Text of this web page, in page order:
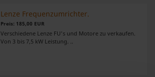
Lenze Frequenzumrichter.
Preis: 185,00 EUR
Verschiedene Lenze FU's und Motore zu verkaufen.
Von 3 bis 7,5 kW Leistung. ..